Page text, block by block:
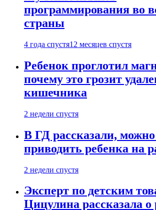
программирования во
страны
4 года спустя12 месяцев спустя
Ребенок проглотил
почему это грозит
кишечника
2 недели спустя
В ГД рассказали,
приводить ребенка на
2 недели спустя
Эксперт по детским
Цицулина рассказала о